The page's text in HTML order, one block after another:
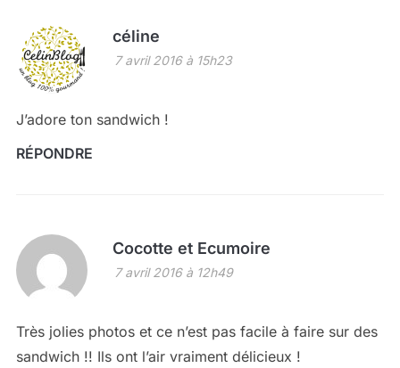
céline
7 avril 2016 à 15h23
J’adore ton sandwich !
RÉPONDRE
Cocotte et Ecumoire
7 avril 2016 à 12h49
Très jolies photos et ce n’est pas facile à faire sur des
sandwich !! Ils ont l’air vraiment délicieux !